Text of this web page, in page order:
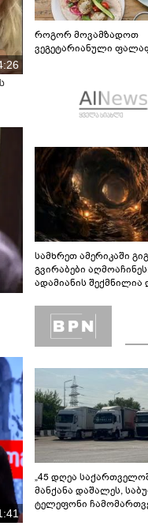
როგორ მოვამზადოთ
ვეგეტარიანული
სამხრეთ ამერიკაში
გვირაბები
ადამიანის შექმნილია
ლაბირინთები?
„45 დღეა
მანქანა დაშალეს,
ტელეფონი